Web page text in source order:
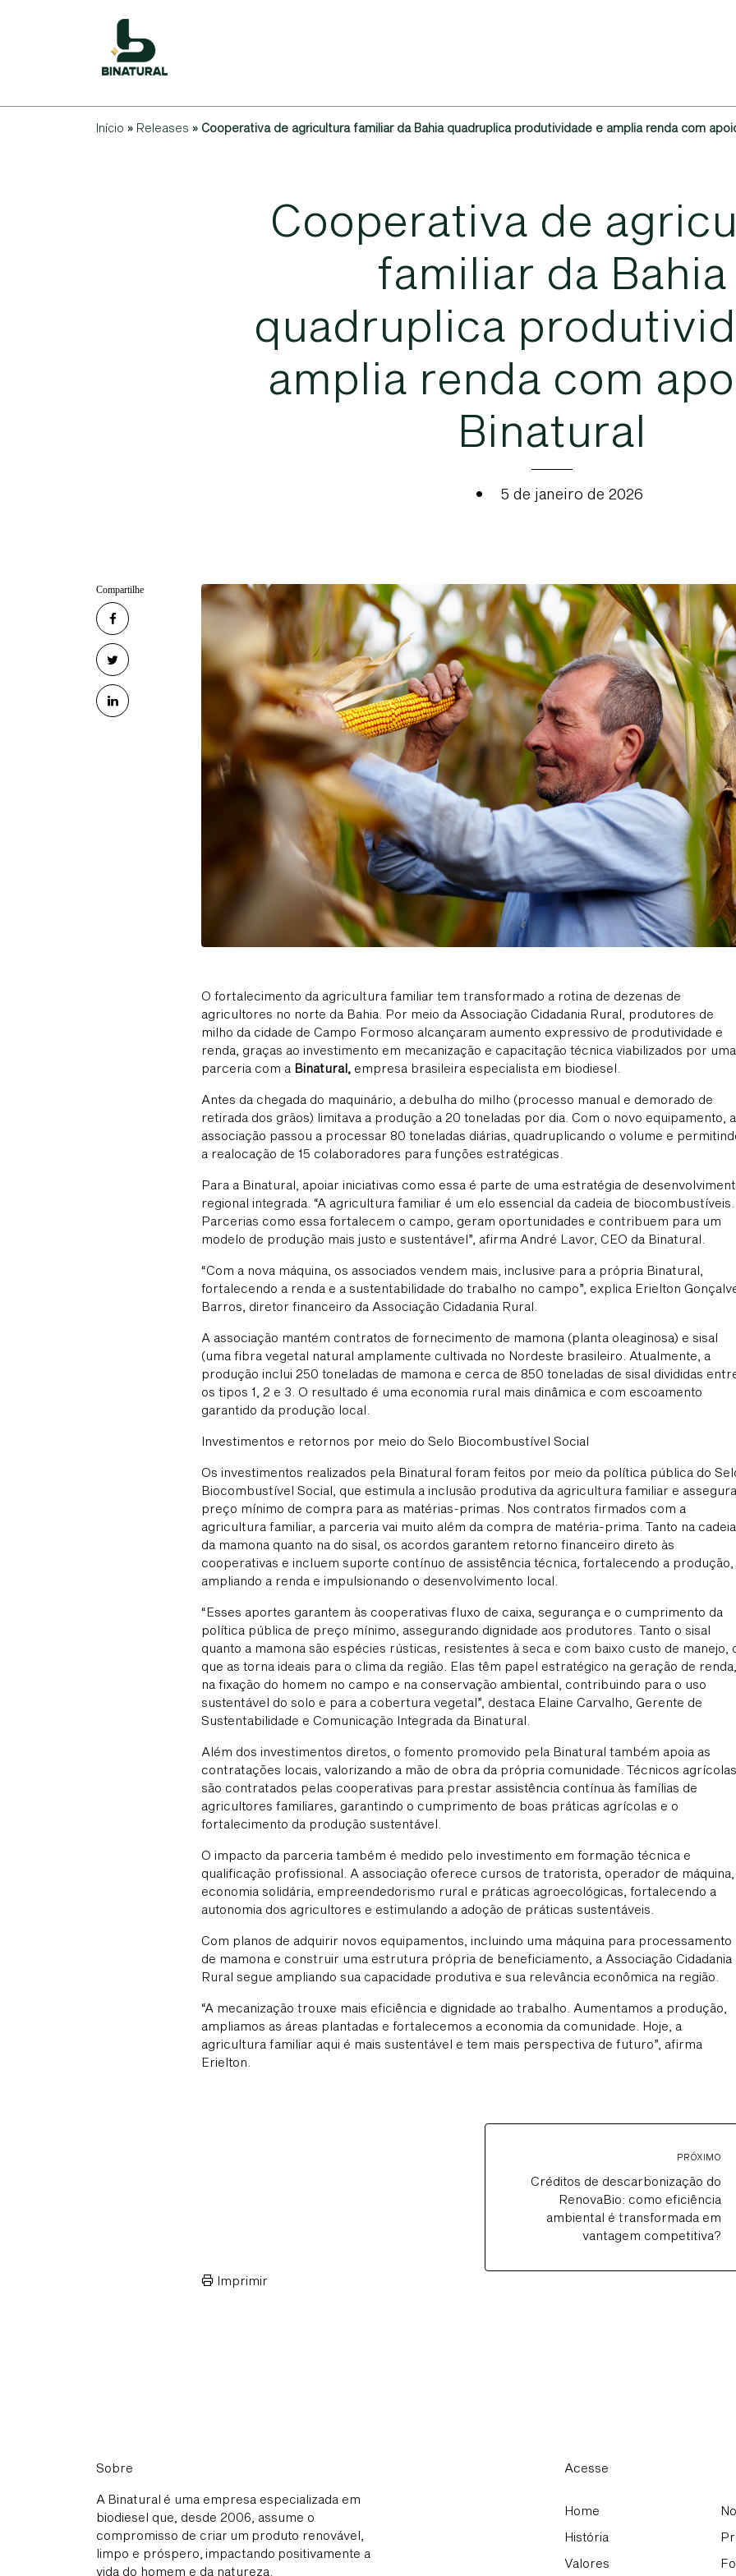
Início » Releases » Cooperativa de agricultura familiar da Bahia quadruplica produtividade e amplia renda com
Cooperativa de agricu
familiar da Bahia
quadruplica produtivid
amplia renda com apo
Binatural
• 5 de janeiro de 2026
O fortalecimento da agricultura familiar tem transformado a rotina de dezenas de
agricultores no norte da Bahia. Por meio da Associação Cidadania Rural, produtores de
milho da cidade de Campo Formoso alcançaram aumento expressivo de produtividade e
renda, graças ao investimento em mecanização e capacitação técnica viabilizados por uma
parceria com a Binatural, empresa brasileira especialista em biodiesel.
Antes da chegada do maquinário, a debulha do milho (processo manual e demorado de
retirada dos grãos) limitava a produção a 20 toneladas por dia. Com o novo equipamento, a
associação passou a processar 80 toneladas diárias, quadruplicando o volume e
a realocação de 15 colaboradores para funções estratégicas.
Para a Binatural, apoiar iniciativas como essa é parte de uma estratégia de
regional integrada. “A agricultura familiar é um elo essencial da cadeia de biocombustíveis.
Parcerias como essa fortalecem o campo, geram oportunidades e contribuem para um
modelo de produção mais justo e sustentável”, afirma André Lavor, CEO da Binatural.
“Com a nova máquina, os associados vendem mais, inclusive para a própria Binatural,
fortalecendo a renda e a sustentabilidade do trabalho no campo”, explica Erielton
Barros, diretor financeiro da Associação Cidadania Rural.
A associação mantém contratos de fornecimento de mamona (planta oleaginosa) e sisal
(uma fibra vegetal natural amplamente cultivada no Nordeste brasileiro. Atualmente, a
produção inclui 250 toneladas de mamona e cerca de 850 toneladas de sisal divididas
os tipos 1, 2 e 3. O resultado é uma economia rural mais dinâmica e com escoamento
garantido da produção local.
Investimentos e retornos por meio do Selo Biocombustível Social
Os investimentos realizados pela Binatural foram feitos por meio da política pública do
Biocombustível Social, que estimula a inclusão produtiva da agricultura familiar e assegura
preço mínimo de compra para as matérias-primas. Nos contratos firmados com a
agricultura familiar, a parceria vai muito além da compra de matéria-prima. Tanto na cadeia
da mamona quanto na do sisal, os acordos garantem retorno financeiro direto às
cooperativas e incluem suporte contínuo de assistência técnica, fortalecendo a produção,
ampliando a renda e impulsionando o desenvolvimento local.
“Esses aportes garantem às cooperativas fluxo de caixa, segurança e o cumprimento da
política pública de preço mínimo, assegurando dignidade aos produtores. Tanto o sisal
quanto a mamona são espécies rústicas, resistentes à seca e com baixo custo de manejo,
que as torna ideais para o clima da região. Elas têm papel estratégico na geração de renda,
na fixação do homem no campo e na conservação ambiental, contribuindo para o uso
sustentável do solo e para a cobertura vegetal”, destaca Elaine Carvalho, Gerente de
Sustentabilidade e Comunicação Integrada da Binatural.
Além dos investimentos diretos, o fomento promovido pela Binatural também apoia as
contratações locais, valorizando a mão de obra da própria comunidade. Técnicos agrícolas
são contratados pelas cooperativas para prestar assistência contínua às famílias de
agricultores familiares, garantindo o cumprimento de boas práticas agrícolas e o
fortalecimento da produção sustentável.
O impacto da parceria também é medido pelo investimento em formação técnica e
qualificação profissional. A associação oferece cursos de tratorista, operador de máquina,
economia solidária, empreendedorismo rural e práticas agroecológicas, fortalecendo a
autonomia dos agricultores e estimulando a adoção de práticas sustentáveis.
Com planos de adquirir novos equipamentos, incluindo uma máquina para processamento
de mamona e construir uma estrutura própria de beneficiamento, a Associação Cidadania
Rural segue ampliando sua capacidade produtiva e sua relevância econômica na região.
“A mecanização trouxe mais eficiência e dignidade ao trabalho. Aumentamos a produção,
ampliamos as áreas plantadas e fortalecemos a economia da comunidade. Hoje, a
agricultura familiar aqui é mais sustentável e tem mais perspectiva de futuro”, afirma
Erielton.
PRÓXIMO
Créditos de descarbonização do
RenovaBio: como eficiência
ambiental é transformada em
vantagem competitiva?
Imprimir
Compartilhe
Sobre
A Binatural é uma empresa especializada em
biodiesel que, desde 2006, assume o
compromisso de criar um produto renovável,
limpo e próspero, impactando positivamente a
vida do homem e da natureza.
Acesse
Home
História
Valores